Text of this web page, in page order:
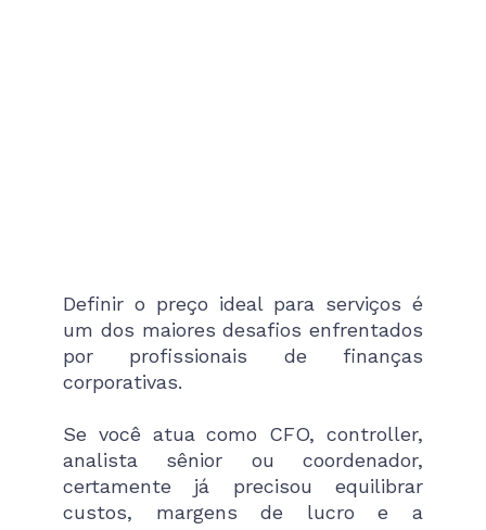
Definir o preço ideal para serviços é
um dos maiores desafios enfrentados
por profissionais de finanças
corporativas.
Se você atua como CFO, controller,
analista sênior ou coordenador,
certamente já precisou equilibrar
custos, margens de lucro e a